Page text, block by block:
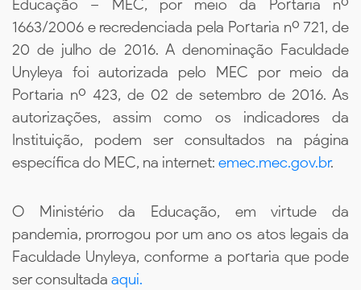
Educação – MEC, por meio da Portaria nº
1663/2006 e recredenciada pela Portaria nº 721, de
20 de julho de 2016. A denominação Faculdade
Unyleya foi autorizada pelo MEC por meio da
Portaria nº 423, de 02 de setembro de 2016. As
autorizações, assim como os indicadores da
Instituição, podem ser consultados na página
específica do MEC, na internet: emec.mec.gov.br.
O Ministério da Educação, em virtude da
pandemia, prorrogou por um ano os atos legais da
Faculdade Unyleya, conforme a portaria que pode
ser consultada aqui.